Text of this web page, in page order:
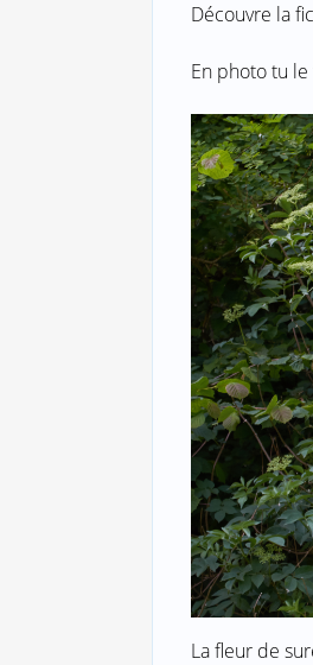
Découvre la
En photo tu
La fleur de